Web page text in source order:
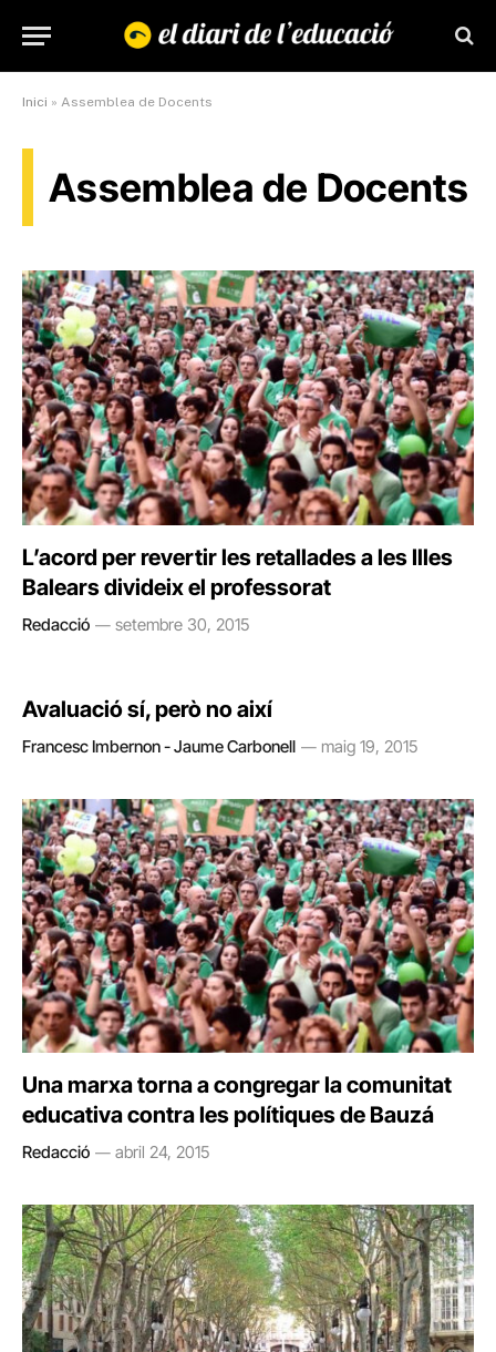
Inici » Assemblea de Docents
Assemblea de Docents
L’acord per revertir les retallades a les Illes
Balears divideix el professorat
Redacció setembre 30, 2015
Avaluació sí, però no així
Francesc Imbernon - Jaume Carbonell maig 19, 2015
Una marxa torna a congregar la comunitat
educativa contra les polítiques de Bauzá
Redacció abril 24, 2015